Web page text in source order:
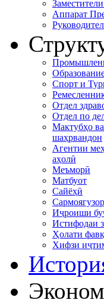
Аппарат
Спорт и
Отдел
Отдел по
Мактубҳо
шаҳрвандон
Агентии
аҳолӣ
Меъморӣ
Матбуот
Сайёҳӣ
Иҷроиши
Истифодаи
Ҳолати
Хифзи